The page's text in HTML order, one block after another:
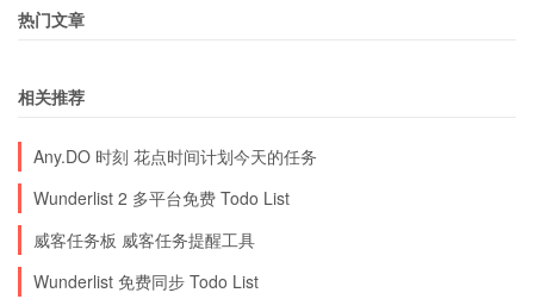
热门文章
相关推荐
Any.DO 时刻 花点时间计划今天的任务
Wunderlist 2 多平台免费 Todo List
威客任务板 威客任务提醒工具
Wunderlist 免费同步 Todo List